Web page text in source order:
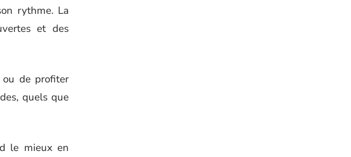
rythme. La
et des
de profiter
quels que
le mieux en